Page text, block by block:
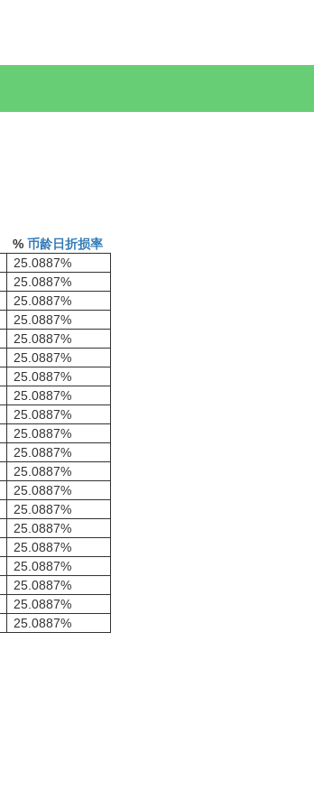
%币龄日折损率
25.0887%
25.0887%
25.0887%
25.0887%
25.0887%
25.0887%
25.0887%
25.0887%
25.0887%
25.0887%
25.0887%
25.0887%
25.0887%
25.0887%
25.0887%
25.0887%
25.0887%
25.0887%
25.0887%
25.0887%